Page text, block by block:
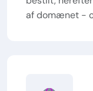
af domænet -